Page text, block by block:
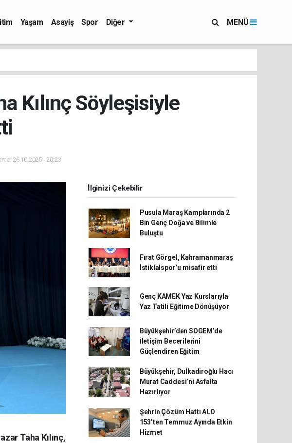
Yaşam Asayiş Spor Diğer MENÜ
Kılınç Söyleşisiyle
26.10.2025 - 20:23
Taha Kılınç,
İlginizi Çekebilir
Pusula Maraş Kamplarında 2
Bin Genç Doğa ve Bilimle
Buluştu
Fırat Görgel, Kahramanmaraş
İstiklalspor’u misafir etti
Genç KAMEK Yaz Kurslarıyla
Yaz Tatili Eğitime Dönüşüyor
Büyükşehir’den SOGEM’de
İletişim Becerilerini
Güçlendiren Eğitim
Büyükşehir, Dulkadiroğlu Hacı
Murat Caddesi’ni Asfalta
Hazırlıyor
Şehrin Çözüm Hattı ALO
153’ten Temmuz Ayında Etkin
Hizmet